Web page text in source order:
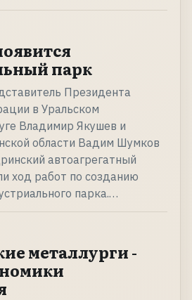
парк
Президента
в Уральском
Владимир Якушев и
области Вадим Шумков
автоагрегатный
ход работ по созданию
парка.…
металлурги -